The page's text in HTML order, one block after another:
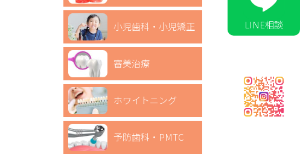
小児歯科・小児矯正
審美治療
ホワイトニング
予防歯科・PMTC
LINE相談